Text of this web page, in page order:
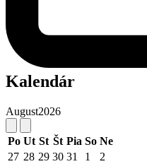
Kalendár
August2026
Po Ut St Št Pia So Ne
27 28 29 30 31 1
2